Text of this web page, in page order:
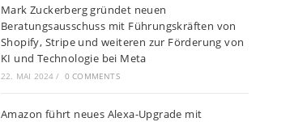
Mark Zuckerberg gründet neuen
Beratungsausschuss mit Führungskräften von
Shopify, Stripe und weiteren zur Förderung von
KI und Technologie bei Meta
22. MAI 2024 / 0 COMMENTS
Amazon führt neues Alexa-Upgrade mit